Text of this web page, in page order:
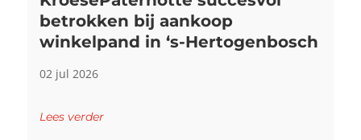
betrokken bij aankoop
winkelpand in ‘s-Hertogenbosch
02 jul 2026
Lees verder